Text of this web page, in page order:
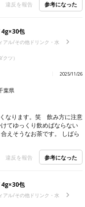
違反を報告 参考になった
4g×30包
アル/その他ドリンク・水
ツ）
2025/11/26
葉県
なります。笑 飲み方に注意
てゆっくり飲めばならない
えそうなお茶です。 しばら
違反を報告 参考になった
4g×30包
アル/その他ドリンク・水